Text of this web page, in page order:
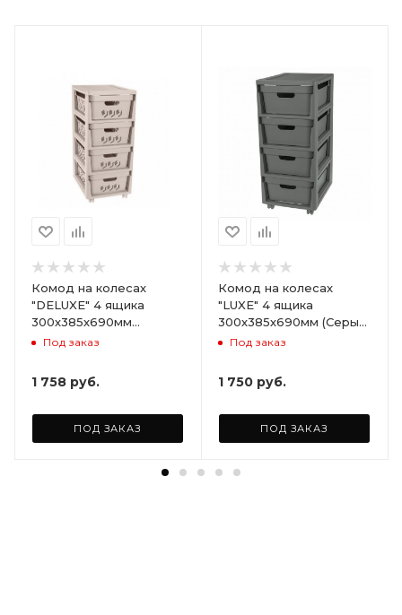
Комод на колесах
"DELUXE" 4 ящика
300х385х690мм
(Светло-бежевый)
Под заказ
1 758 руб.
ПОД ЗАКАЗ
Комод на колесах
"LUXE" 4 ящика
300х385х690мм (Серый)
ARD258086
Под заказ
1 750 руб.
ПОД ЗАКАЗ